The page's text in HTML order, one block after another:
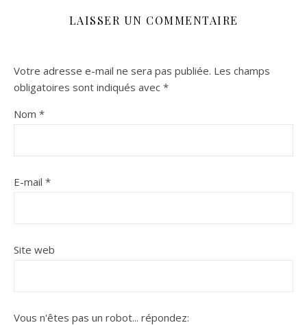
LAISSER UN COMMENTAIRE
Votre adresse e-mail ne sera pas publiée. Les champs
obligatoires sont indiqués avec *
Nom *
E-mail *
Site web
Vous n'êtes pas un robot... répondez: